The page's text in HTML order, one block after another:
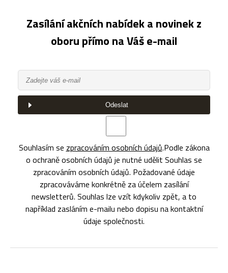
Zasílání akčních nabídek a novinek z
oboru přímo na Váš e-mail
Odeslat
Souhlasím se zpracováním osobních údajů.Podle zákona
o ochraně osobních údajů je nutné udělit Souhlas se
zpracováním osobních údajů. Požadované údaje
zpracováváme konkrétně za účelem zasílání
newsletterů. Souhlas lze vzít kdykoliv zpět, a to
například zasláním e-mailu nebo dopisu na kontaktní
údaje společnosti.